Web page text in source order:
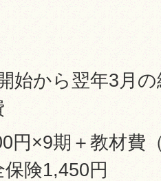
始から翌年3月
円×9期＋教材費
険1,450円